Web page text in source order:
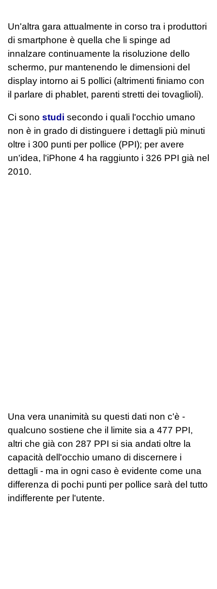
Un'altra gara attualmente in corso tra i produttori
di smartphone è quella che li spinge ad
innalzare continuamente la risoluzione dello
schermo, pur mantenendo le dimensioni del
display intorno ai 5 pollici (altrimenti finiamo con
il parlare di phablet, parenti stretti dei tovaglioli).
Ci sono studi secondo i quali l'occhio umano
non è in grado di distinguere i dettagli più minuti
oltre i 300 punti per pollice (PPI); per avere
un'idea, l'iPhone 4 ha raggiunto i 326 PPI già nel
2010.
Una vera unanimità su questi dati non c'è -
qualcuno sostiene che il limite sia a 477 PPI,
altri che già con 287 PPI si sia andati oltre la
capacità dell'occhio umano di discernere i
dettagli - ma in ogni caso è evidente come una
differenza di pochi punti per pollice sarà del tutto
indifferente per l'utente.